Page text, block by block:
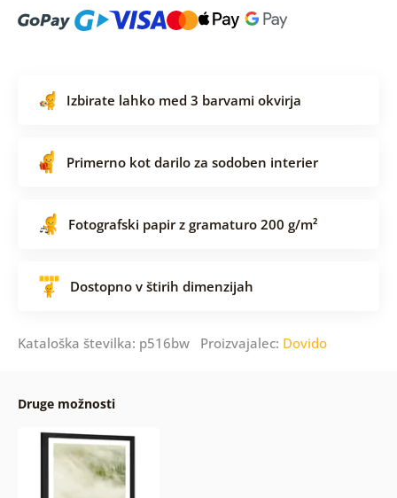
Izbirate lahko med 3 barvami okvirja
Primerno kot darilo za sodoben interier
Fotografski papir z gramaturo 200 g/m²
Dostopno v štirih dimenzijah
Kataloška številka: p516bw Proizvajalec: Dovido
Druge možnosti